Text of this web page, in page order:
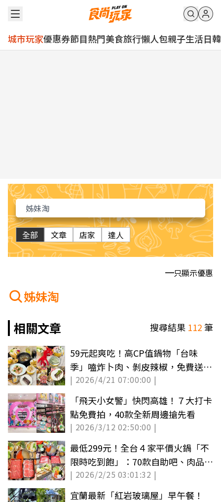
城市玩家優惠券節目熱門美食旅行懶人包親子生活日韓
全部 文章 店家 達人
只顯示優惠
姊妹淘
相關文章
搜尋結果 112筆
59元起爽吃！高CP值鍋物「台味
季」嗑炸卜肉、剝皮辣椒，免費送超
Q紅馬娃娃
| 2026/4/21 07:00:00 |
「飛天小女警」快閃高雄！７大打卡
點免費拍，40款全新周邊搶先看
| 2026/3/12 02:50:00 |
最低299元！全台４家平價火鍋「不
限時吃到飽」：70款自助吧、肉品無
限吃
| 2026/2/25 03:01:32 |
宜蘭最新「紅岩玻璃屋」早午餐！